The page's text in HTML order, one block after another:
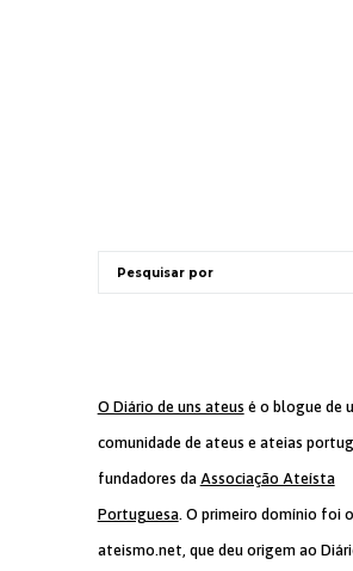
O Diário de uns ateus é o blogue de
comunidade de ateus e ateias
fundadores da Associação Ateísta
Portuguesa. O primeiro domínio foi o
ateismo.net, que deu origem ao